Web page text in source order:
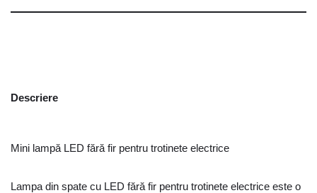
Descriere
Mini lampă LED fără fir pentru trotinete electrice
Lampa din spate cu LED fără fir pentru trotinete electrice este o